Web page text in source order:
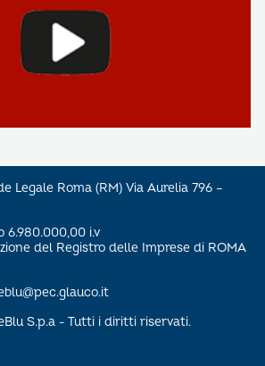
Legale Roma (RM) Via Aurelia 796 –
6.980.000,00 i.v
del Registro delle Imprese di ROMA
S.p.a - Tutti i diritti riservati.